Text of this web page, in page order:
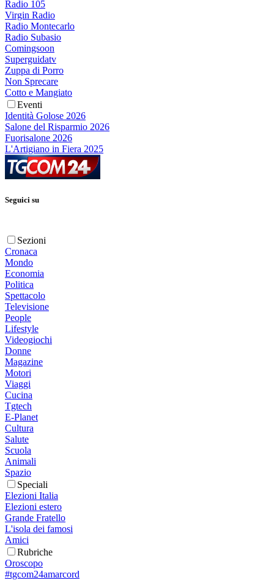
Radio 105
Virgin Radio
Radio Montecarlo
Radio Subasio
Comingsoon
Superguidatv
Zuppa di Porro
Non Sprecare
Cotto e Mangiato
Eventi
Identità Golose 2026
Salone del Risparmio 2026
Fuorisalone 2026
L'Artigiano in Fiera 2025
Seguici su
Sezioni
Cronaca
Mondo
Economia
Politica
Spettacolo
Televisione
People
Lifestyle
Videogiochi
Donne
Magazine
Motori
Viaggi
Cucina
Tgtech
E-Planet
Cultura
Salute
Scuola
Animali
Spazio
Speciali
Elezioni Italia
Elezioni estero
Grande Fratello
L'isola dei famosi
Amici
Rubriche
Oroscopo
#tgcom24amarcord